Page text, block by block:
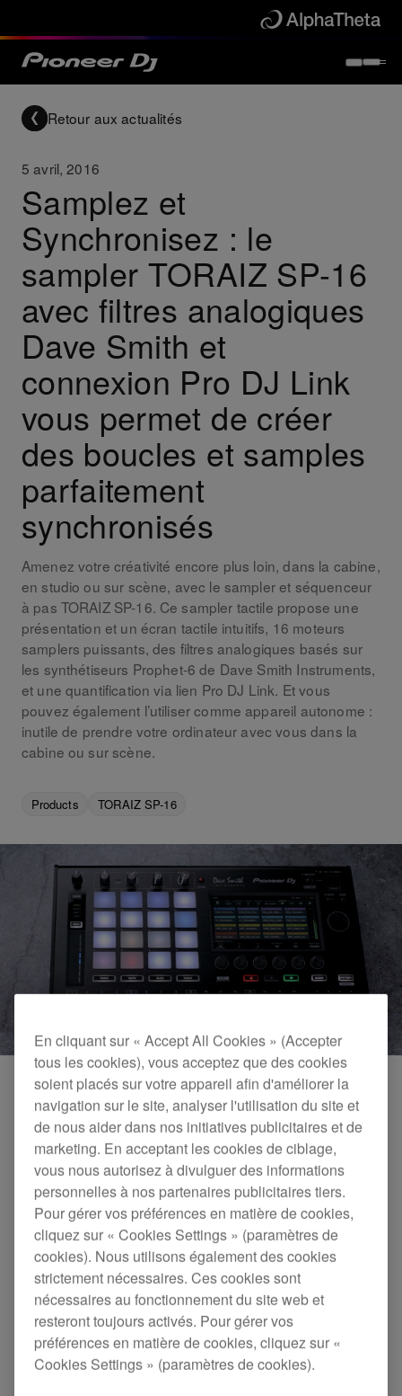
Retour aux actualités
5 avril, 2016
Samplez et
Synchronisez : le
sampler TORAIZ SP-16
avec filtres analogiques
Dave Smith et
connexion Pro DJ Link
vous permet de créer
des boucles et samples
parfaitement
synchronisés
Amenez votre créativité encore plus loin, dans la cabine,
en studio ou sur scène, avec le sampler et séquenceur
à pas TORAIZ SP-16. Ce sampler tactile propose une
présentation et un écran tactile intuitifs, 16 moteurs
samplers puissants, des filtres analogiques basés sur
les synthétiseurs Prophet-6 de Dave Smith Instruments,
et une quantification via lien Pro DJ Link. Et vous
pouvez également l’utiliser comme appareil autonome :
inutile de prendre votre ordinateur avec vous dans la
cabine ou sur scène.
Products TORAIZ SP-16
Présentation officielle du TORAIZ SP-16
En cliquant sur « Accept All Cookies » (Accepter
tous les cookies), vous acceptez que des cookies
soient placés sur votre appareil afin d'améliorer la
navigation sur le site, analyser l'utilisation du site et
de nous aider dans nos initiatives publicitaires et de
marketing. En acceptant les cookies de ciblage,
vous nous autorisez à divulguer des informations
personnelles à nos partenaires publicitaires tiers.
Pour gérer vos préférences en matière de cookies,
cliquez sur « Cookies Settings » (paramètres de
cookies). Nous utilisons également des cookies
strictement nécessaires. Ces cookies sont
nécessaires au fonctionnement du site web et
resteront toujours activés. Pour gérer vos
préférences en matière de cookies, cliquez sur «
Cookies Settings » (paramètres de cookies).